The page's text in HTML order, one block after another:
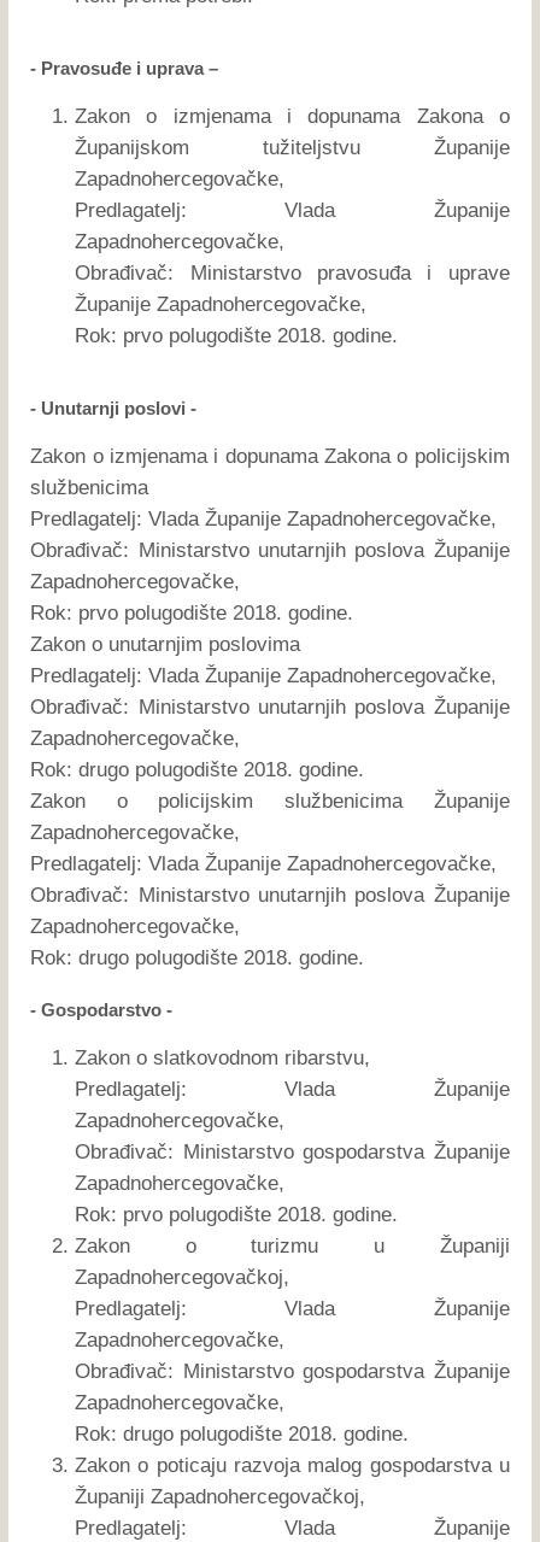
- Pravosuđe i uprava –
Zakon o izmjenama i dopunama Zakona o
Županijskom tužiteljstvu Županije
Zapadnohercegovačke,
Predlagatelj: Vlada Županije
Zapadnohercegovačke,
Obrađivač: Ministarstvo pravosuđa i uprave
Županije Zapadnohercegovačke,
Rok: prvo polugodište 2018. godine.
- Unutarnji poslovi -
Zakon o izmjenama i dopunama Zakona o policijskim
službenicima
Predlagatelj: Vlada Županije Zapadnohercegovačke,
Obrađivač: Ministarstvo unutarnjih poslova Županije
Zapadnohercegovačke,
Rok: prvo polugodište 2018. godine.
Zakon o unutarnjim poslovima
Predlagatelj: Vlada Županije Zapadnohercegovačke,
Obrađivač: Ministarstvo unutarnjih poslova Županije
Zapadnohercegovačke,
Rok: drugo polugodište 2018. godine.
Zakon o policijskim službenicima Županije
Zapadnohercegovačke,
Predlagatelj: Vlada Županije Zapadnohercegovačke,
Obrađivač: Ministarstvo unutarnjih poslova Županije
Zapadnohercegovačke,
Rok: drugo polugodište 2018. godine.
- Gospodarstvo -
Zakon o slatkovodnom ribarstvu,
Predlagatelj: Vlada Županije
Zapadnohercegovačke,
Obrađivač: Ministarstvo gospodarstva Županije
Zapadnohercegovačke,
Rok: prvo polugodište 2018. godine.
Zakon o turizmu u Županiji
Zapadnohercegovačkoj,
Predlagatelj: Vlada Županije
Zapadnohercegovačke,
Obrađivač: Ministarstvo gospodarstva Županije
Zapadnohercegovačke,
Rok: drugo polugodište 2018. godine.
Zakon o poticaju razvoja malog gospodarstva u
Županiji Zapadnohercegovačkoj,
Predlagatelj: Vlada Županije